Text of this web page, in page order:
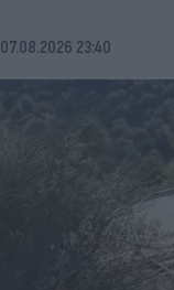
07.08.2026 23:40